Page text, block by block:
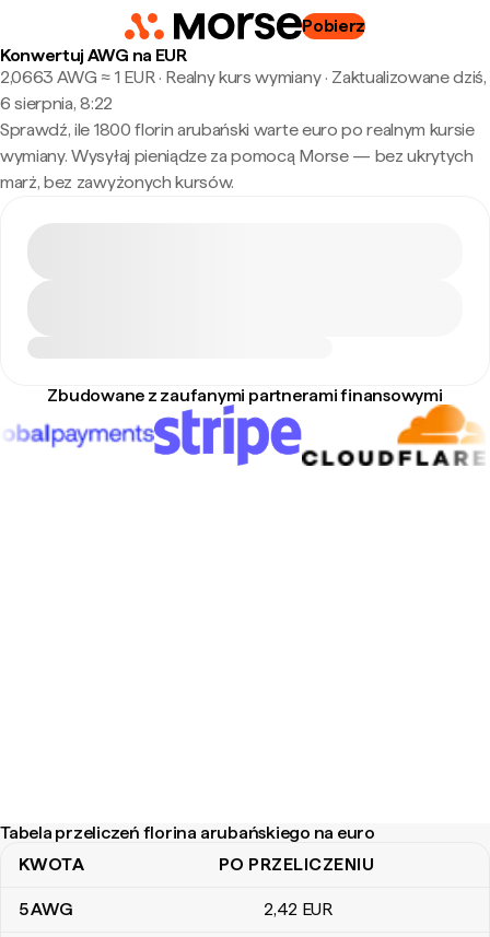
Pobierz
Konwertuj AWG na EUR
2,0663 AWG ≈ 1 EUR · Realny kurs wymiany· Zaktualizowane dziś,
6 sierpnia, 8:22
Sprawdź, ile 1800 florin arubański warte euro po realnym kursie
wymiany. Wysyłaj pieniądze za pomocą Morse — bez ukrytych
marż, bez zawyżonych kursów.
Zbudowane z zaufanymi partnerami finansowymi
Tabela przeliczeń florina arubańskiego na euro
Tabela przeliczeń florina arubańskiego na euro
KWOTA PO PRZELICZENIU
5AWG 2,42 EUR